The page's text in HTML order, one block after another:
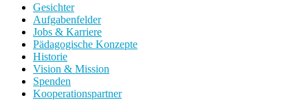
Gesichter
Aufgabenfelder
Jobs & Karriere
Pädagogische Konzepte
Historie
Vision & Mission
Spenden
Kooperationspartner